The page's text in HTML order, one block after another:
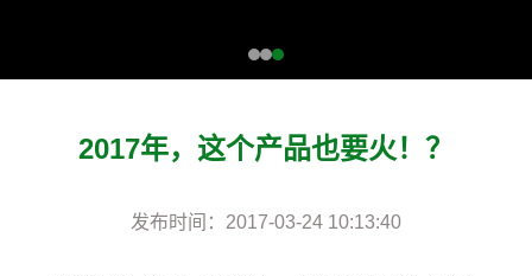
2017年，这个产品也要火！？
发布时间：2017-03-24 10:13:40